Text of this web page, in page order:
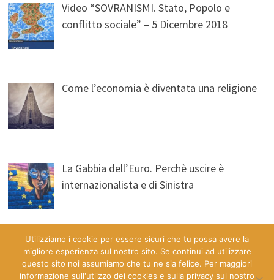
Video “SOVRANISMI. Stato, Popolo e
conflitto sociale” – 5 Dicembre 2018
Come l’economia è diventata una religione
La Gabbia dell’Euro. Perchè uscire è
internazionalista e di Sinistra
Utilizziamo i cookie per essere sicuri che tu possa avere la
migliore esperienza sul nostro sito. Se continui ad utilizzare
questo sito noi assumiamo che tu ne sia felice. Per maggiori
informazione sull'utlizzo dei cookies e sulla privacy sul nostro